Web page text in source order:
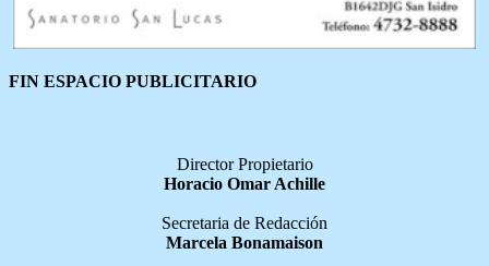
FIN ESPACIO PUBLICITARIO
Director Propietario
Horacio Omar Achille
Secretaria de Redacción
Marcela Bonamaison